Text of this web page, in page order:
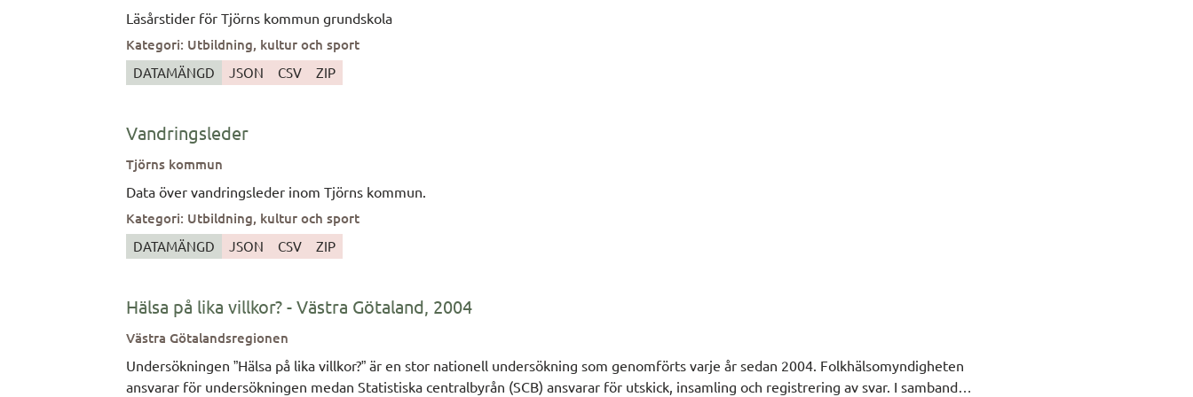
Läsårstider för Tjörns kommun grundskola
Kategori: Utbildning, kultur och sport
DATAMÄNGD JSON CSV ZIP
Vandringsleder
Tjörns kommun
Data över vandringsleder inom Tjörns kommun.
Kategori: Utbildning, kultur och sport
DATAMÄNGD JSON CSV ZIP
Hälsa på lika villkor? - Västra Götaland, 2004
Västra Götalandsregionen
Undersökningen ”Hälsa på lika villkor?” är en stor nationell undersökning som genomförts varje år sedan 2004. Folkhälsomyndigheten
ansvarar för undersökningen medan Statistiska centralbyrån (SCB) ansvarar för utskick, insamling och registrering av svar. I samband